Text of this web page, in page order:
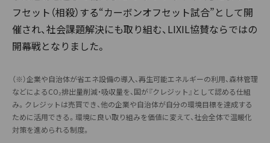
フセット（相殺）する“カーボンオフセット試合”として開
催され、社会課題解決にも取り組む、LIXIL協賛ならではの
開幕戦となりました。
（※）企業や自治体が省エネ設備の導入、再生可能エネルギーの利用、森林管理
などによるCO₂排出量削減・吸収量を、国が『クレジット』として認める仕組
み。クレジットは売買でき、他の企業や自治体が自分の環境目標を達成する
ために活用できる。環境に良い取り組みを価値に変えて、社会全体で温暖化
対策を進められる制度。